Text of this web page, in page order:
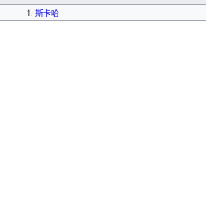
1. 斯卡哈